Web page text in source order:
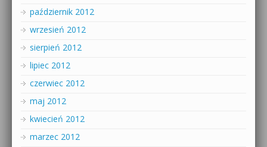
październik 2012
wrzesień 2012
sierpień 2012
lipiec 2012
czerwiec 2012
maj 2012
kwiecień 2012
marzec 2012